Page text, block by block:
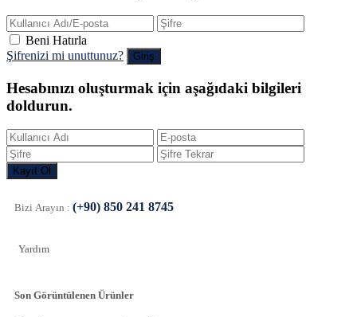
Beni Hatırla
Şifrenizi mi unuttunuz?
Hesabınızı oluşturmak için aşağıdaki bilgileri
doldurun.
Bizi Arayın : (+90) 850 241 8745
Yardım
Son Görüntülenen Ürünler